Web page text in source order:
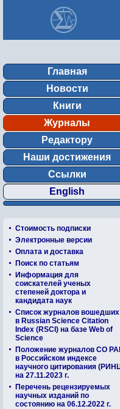
Главная
Новости
Книги
Журналы
Редактору
Наши достижения
Ссылки
English
Стоимость подписки
Электронные версии
Оплата и доставка
Поиск по статьям
Информация для
соискателей ученых
степеней доктора и
кандидата наук
Список журналов вошедших
в Russian Science Citation
Index (RSCI) на базе Web of
Science
Положение журналов СО
в Российском индексе
научного цитирования
на 27.11.2023 г.
Перечень рецензируемых
научных изданий по
состоянию на 06.12.2022 г.